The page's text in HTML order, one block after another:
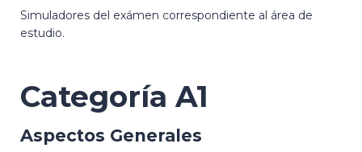
Simuladores del exámen correspondiente al área de
estudio.
Categoría A1
Aspectos Generales